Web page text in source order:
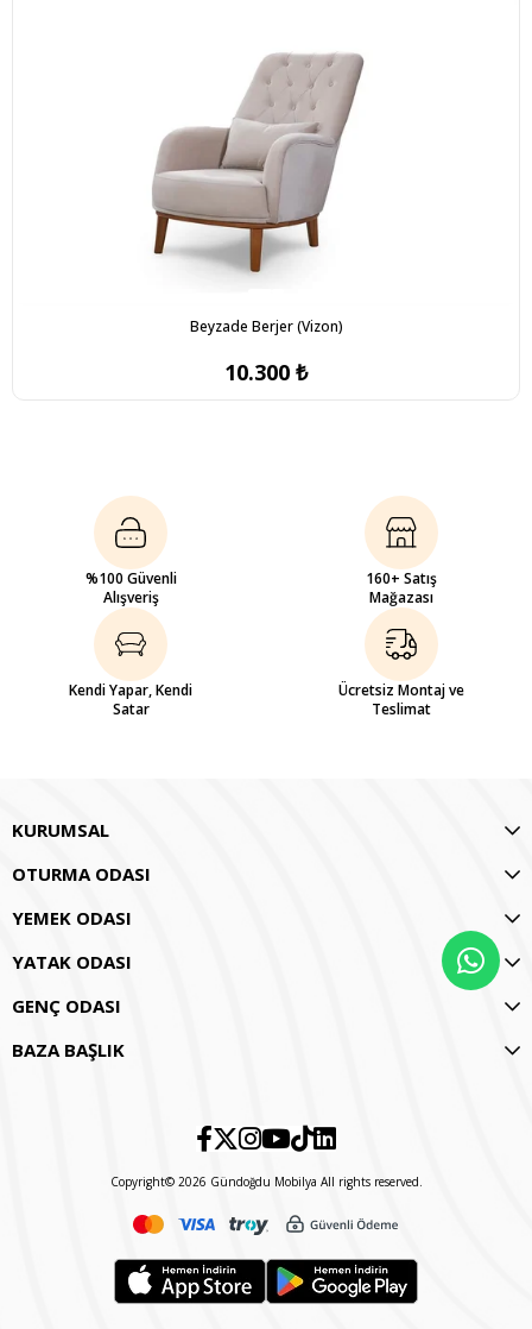
Beyzade Berjer (Vizon)
10.300 ₺
%100 Güvenli
Alışveriş
160+ Satış
Mağazası
Kendi Yapar, Kendi
Satar
Ücretsiz Montaj ve
Teslimat
KURUMSAL
OTURMA ODASI
YEMEK ODASI
YATAK ODASI
GENÇ ODASI
BAZA BAŞLIK
Copyright© 2026 Gündoğdu Mobilya All rights reserved.